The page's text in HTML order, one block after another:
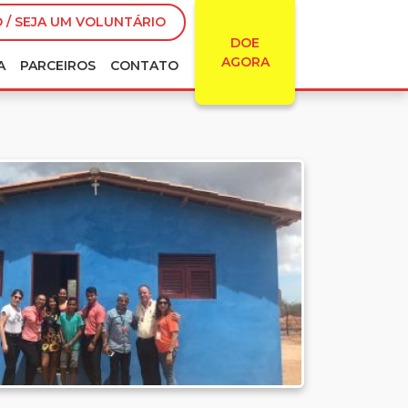
/ SEJA UM VOLUNTÁRIO
DOE
AGORA
PARCEIROS CONTATO